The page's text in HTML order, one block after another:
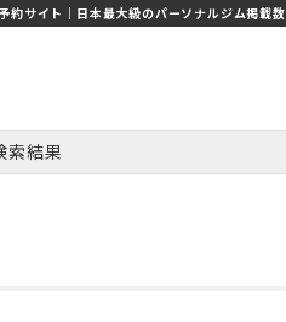
約サイト｜日本最大級のパーソナルジム掲載数
索結果